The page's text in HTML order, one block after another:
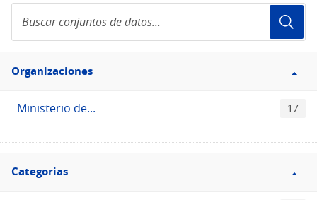
conjuntos
de
Filtro
Organizaciones
Organizaciones
Ministerio de... 17
Filtro
Categorias
Categorias